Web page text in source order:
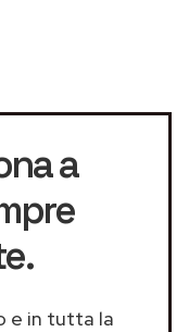
a
e in tutta la